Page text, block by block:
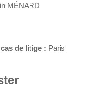
MÉNARD
de litige : Paris